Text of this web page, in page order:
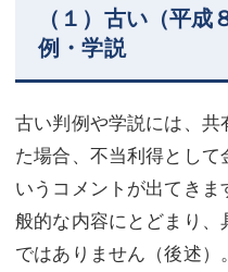
（１）古い（平
例・学説
古い判例や学説には、
た場合、不当利得とし
いうコメントが出てき
般的な内容にとどまり
ではありません（後述）。